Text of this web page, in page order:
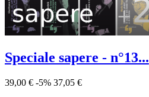
Speciale sapere - n°13...
39,00 € -5% 37,05 €